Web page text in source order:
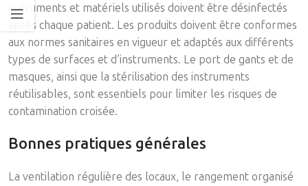
instruments et matériels utilisés doivent être désinfectés
après chaque patient. Les produits doivent être conformes
aux normes sanitaires en vigueur et adaptés aux différents
types de surfaces et d’instruments. Le port de gants et de
masques, ainsi que la stérilisation des instruments
réutilisables, sont essentiels pour limiter les risques de
contamination croisée.
Bonnes pratiques générales
La ventilation régulière des locaux, le rangement organisé